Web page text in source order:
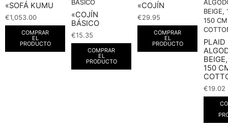
«SOFÁ KUMU
€1,053.00
COMPRAR
EL
PRODUCTO
«COJÍN
BÁSICO
€15.35
COMPRAR
EL
PRODUCTO
«COJÍN
€29.95
COMPRAR
EL
PRODUCTO
PLAID
150
€19.02